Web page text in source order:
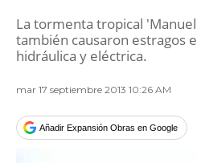
La tormenta tropical
también causaron estragos
hidráulica y eléctrica.
mar 17 septiembre 2013 10:26 AM
Añadir Expansión Obras en Google